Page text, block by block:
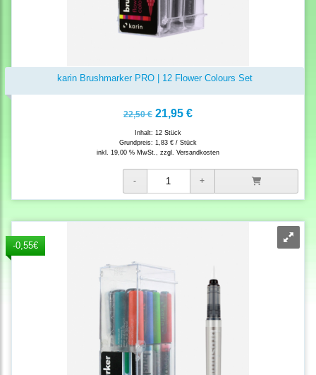
karin Brushmarker PRO | 12 Flower Colours Set
22,50 € 21,95 €
Inhalt: 12 Stück
Grundpreis: 1,83 € / Stück
inkl. 19,00 % MwSt., zzgl. Versandkosten
-0,55€